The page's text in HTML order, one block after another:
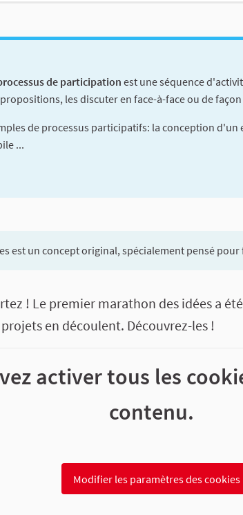
de participation est une séquence
les discuter en face-à-face ou de
de processus participatifs: la conception
...
est un concept original, spécialement pensé
concertation
! Le premier marathon des idées a
en découlent. Découvrez-les !
activer tous les
contenu.
Modifier les paramètres des cookies